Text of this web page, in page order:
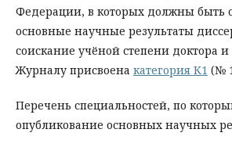
Федерации, в которых должны быть
основные научные результаты
соискание учёной степени доктора
Журналу присвоена категория К1 (№
Перечень специальностей, по
опубликование основных научных